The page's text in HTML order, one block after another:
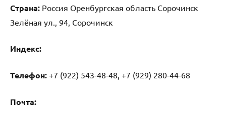
Страна: Россия Оренбургская область Сорочинск
Зелёная ул., 94, Сорочинск
Индекс:
Телефон: +7 (922) 543-48-48, +7 (929) 280-44-68
Почта: